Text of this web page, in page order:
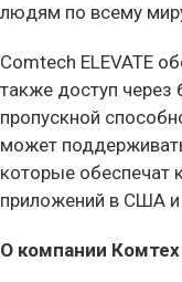
людям по всему
Comtech ELEVATE
также доступ
пропускной
может
которые обеспечат
приложений в США
О компании Комтех